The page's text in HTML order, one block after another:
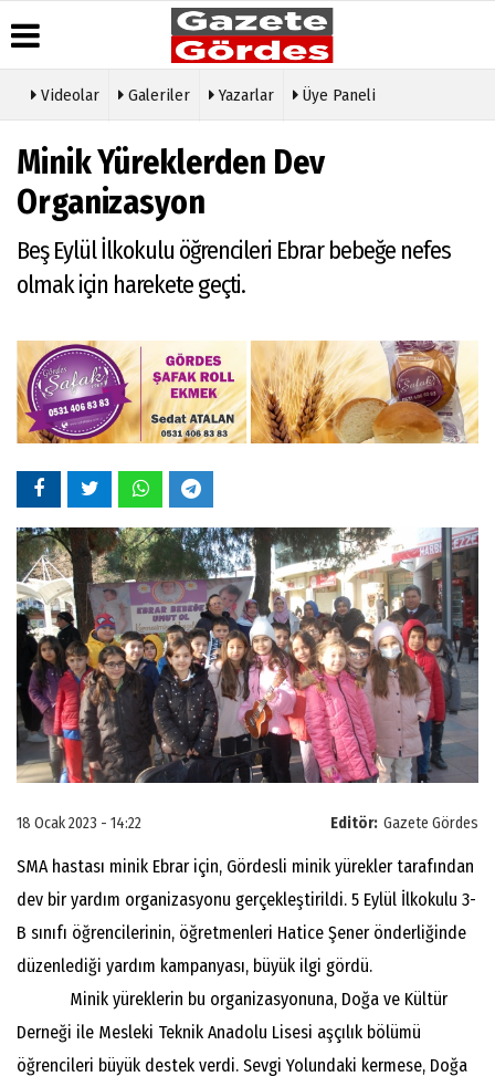
Haber
Gazete
Arşivi
Günün
Haberleri
Durumu
Manşetleri
Anketler
Biyografiler
Yazarları
Foto
Galeri
Gizlilik
Videolar Galeriler Yazarlar Üye Paneli
Minik Yüreklerden Dev
Organizasyon
Beş Eylül İlkokulu öğrencileri Ebrar bebeğe nefes
olmak için harekete geçti.
Editör: Gazete Gördes
18 Ocak 2023 - 14:22
SMA hastası minik Ebrar için, Gördesli minik yürekler tarafından
dev bir yardım organizasyonu gerçekleştirildi. 5 Eylül İlkokulu 3-
B sınıfı öğrencilerinin, öğretmenleri Hatice Şener önderliğinde
düzenlediği yardım kampanyası, büyük ilgi gördü.
Minik yüreklerin bu organizasyonuna, Doğa ve Kültür
Derneği ile Mesleki Teknik Anadolu Lisesi aşçılık bölümü
öğrencileri büyük destek verdi. Sevgi Yolundaki kermese, Doğa